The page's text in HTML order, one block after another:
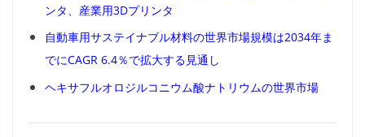
ンタ、産業用3Dプリンタ
自動車用サステイナブル材料の世界市場規模は2034年ま
でにCAGR 6.4％で拡大する見通し
ヘキサフルオロジルコニウム酸ナトリウムの世界市場